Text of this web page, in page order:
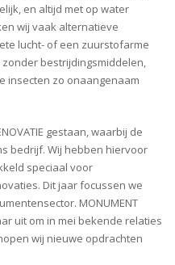
, en altijd met op water
wij vaak alternatieve
lucht- ofeen zuurstofarme
bestrijdingsmiddelen,
insecten zo onaangenaam
gestaan,waarbij de
bedrijf. Wij hebben hiervoor
speciaal voor
Dit jaar focussen we
sector. MONUMENT
uit om in mei bekende relaties
wij nieuwe opdrachten